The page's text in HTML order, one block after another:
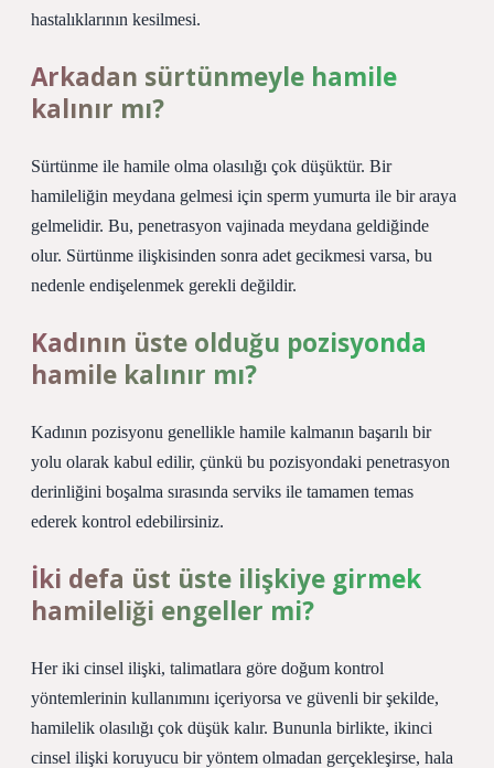
hastalıklarının kesilmesi.
Arkadan sürtünmeyle hamile
kalınır mı?
Sürtünme ile hamile olma olasılığı çok düşüktür. Bir
hamileliğin meydana gelmesi için sperm yumurta ile bir araya
gelmelidir. Bu, penetrasyon vajinada meydana geldiğinde
olur. Sürtünme ilişkisinden sonra adet gecikmesi varsa, bu
nedenle endişelenmek gerekli değildir.
Kadının üste olduğu pozisyonda
hamile kalınır mı?
Kadının pozisyonu genellikle hamile kalmanın başarılı bir
yolu olarak kabul edilir, çünkü bu pozisyondaki penetrasyon
derinliğini boşalma sırasında serviks ile tamamen temas
ederek kontrol edebilirsiniz.
İki defa üst üste ilişkiye girmek
hamileliği engeller mi?
Her iki cinsel ilişki, talimatlara göre doğum kontrol
yöntemlerinin kullanımını içeriyorsa ve güvenli bir şekilde,
hamilelik olasılığı çok düşük kalır. Bununla birlikte, ikinci
cinsel ilişki koruyucu bir yöntem olmadan gerçekleşirse, hala